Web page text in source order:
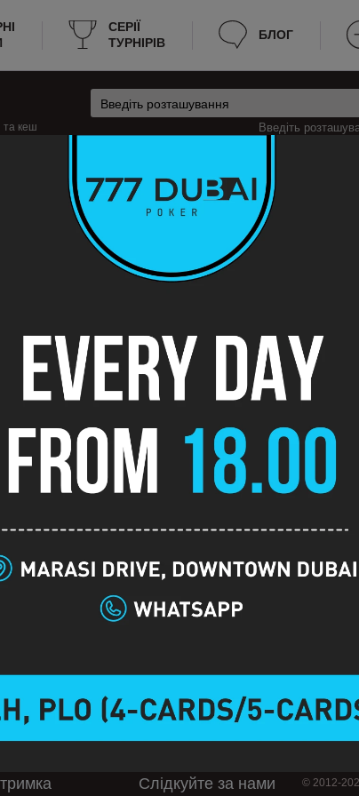
CЕРІЇ
ТУРНІРІВ
БЛОГ
та кеш Введіть
Кеш-ігри в Ліон, Франція
надаємо всю необхідну інформацію для зручності пошуку гри.
яка мінімальна та максимальна вартість входу на стіл. Тепер
гравцям швидко знаходити місце для гри.
Слідкуйте за нами © 2012-